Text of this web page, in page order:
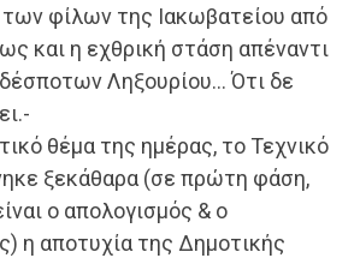
των φίλων της Ιακωβατείου από
και η εχθρική στάση απέναντι
Ληξουρίου… Ότι δε
θέμα της ημέρας, το Τεχνικό
ξεκάθαρα (σε πρώτη φάση,
ο απολογισμός & ο
η αποτυχία της Δημοτικής